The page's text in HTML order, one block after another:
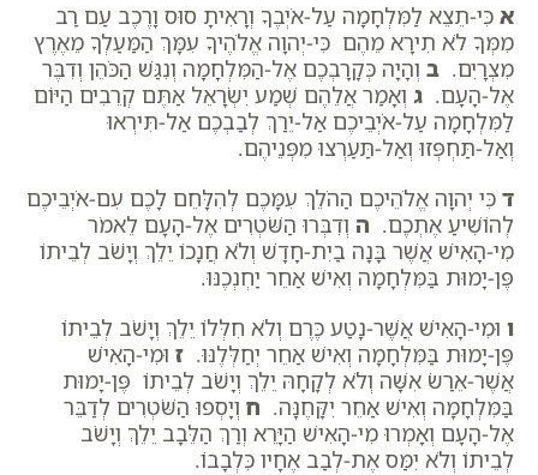
א כִּי-תֵצֵא לַמִּלְחָמָה עַל-אֹיְבֶךָ וְרָאִיתָ סוּס וָרֶכֶב עַם רַב
מִמְּךָ לֹא תִירָא מֵהֶם כִּי-יְהוָה אֱלֹהֶיךָ עִמָּךְ הַמַּעַלְךָ מֵאֶרֶץ
מִצְרָיִם. ב וְהָיָה כְּקָרָבְכֶם אֶל-הַמִּלְחָמָה וְנִגַּשׁ הַכֹּהֵן וְדִבֶּר
אֶל-הָעָם. ג וְאָמַר אֲלֵהֶם שְׁמַע יִשְׂרָאֵל אַתֶּם קְרֵבִים הַיּוֹם
לַמִּלְחָמָה עַל-אֹיְבֵיכֶם אַל-יֵרַךְ לְבַבְכֶם אַל-תִּירְאוּ
וְאַל-תַּחְפְּזוּ וְאַל-תַּעַרְצוּ מִפְּנֵיהֶם.
ד כִּי יְהוָה אֱלֹהֵיכֶם הַהֹלֵךְ עִמָּכֶם לְהִלָּחֵם לָכֶם עִם-אֹיְבֵיכֶם
לְהוֹשִׁיעַ אֶתְכֶם. ה וְדִבְּרוּ הַשֹּׁטְרִים אֶל-הָעָם לֵאמֹר
מִי-הָאִישׁ אֲשֶׁר בָּנָה בַיִת-חָדָשׁ וְלֹא חֲנָכוֹ יֵלֵךְ וְיָשֹׁב לְבֵיתוֹ
פֶּן-יָמוּת בַּמִּלְחָמָה וְאִישׁ אַחֵר יַחְנְכֶנּוּ.
ו וּמִי-הָאִישׁ אֲשֶׁר-נָטַע כֶּרֶם וְלֹא חִלְּלוֹ יֵלֵךְ וְיָשֹׁב לְבֵיתוֹ
פֶּן-יָמוּת בַּמִּלְחָמָה וְאִישׁ אַחֵר יְחַלְּלֶנּוּ. ז וּמִי-הָאִישׁ
אֲשֶׁר-אֵרַשׂ אִשָּׁה וְלֹא לְקָחָהּ יֵלֵךְ וְיָשֹׁב לְבֵיתוֹ פֶּן-יָמוּת
בַּמִּלְחָמָה וְאִישׁ אַחֵר יִקָּחֶנָּה. ח וְיָסְפוּ הַשֹּׁטְרִים לְדַבֵּר
אֶל-הָעָם וְאָמְרוּ מִי-הָאִישׁ הַיָּרֵא וְרַךְ הַלֵּבָב יֵלֵךְ וְיָשֹׁב
לְבֵיתוֹ וְלֹא יִמַּס אֶת-לְבַב אֶחָיו כִּלְבָבוֹ.